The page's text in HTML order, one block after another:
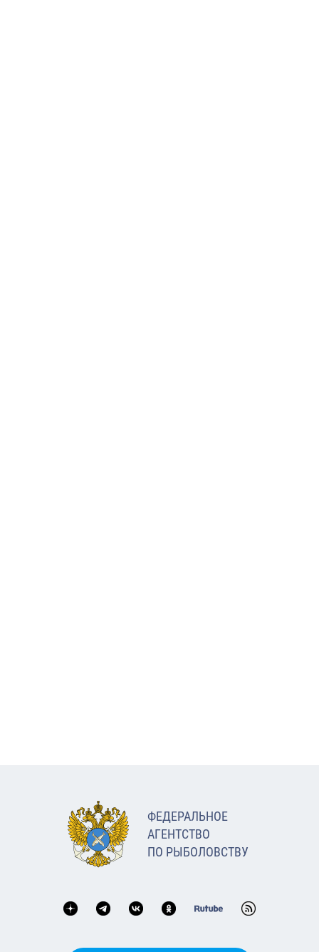
ФЕДЕРАЛЬНОЕ
АГЕНТСТВО
ПО РЫБОЛОВСТВУ